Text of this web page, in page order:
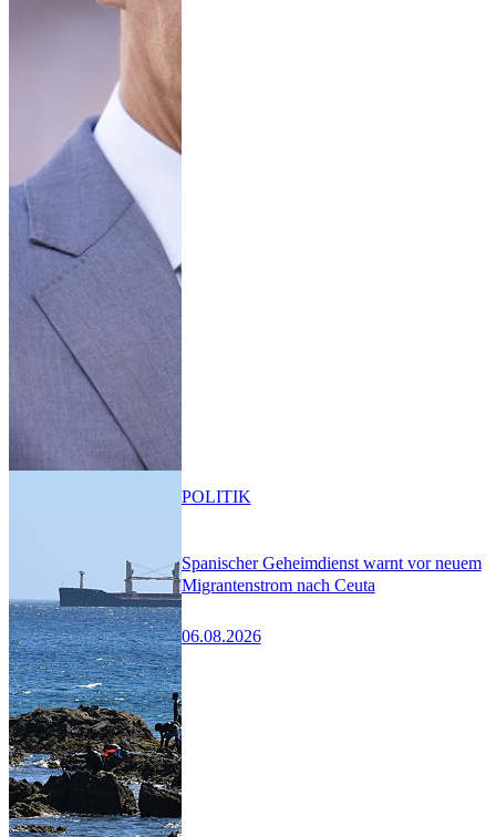
Spanischer Geheimdienst warnt vor neuem
Migrantenstrom nach Ceuta
06.08.2026
POLITIK